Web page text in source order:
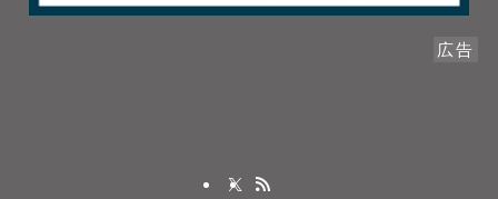
広告